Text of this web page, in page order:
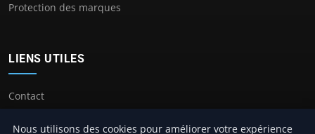
Protection des marques
LIENS UTILES
Contact
Nous utilisons des cookies pour améliorer votre expérience